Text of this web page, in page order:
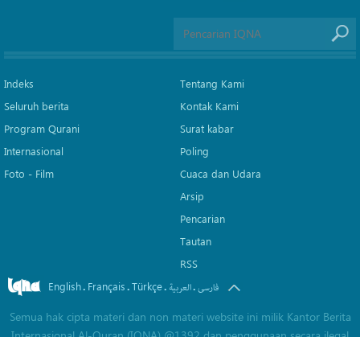
Indeks
Seluruh berita
Program Qurani
Internasional
Foto - Film
Tentang Kami
Kontak Kami
Surat kabar
Poling
Cuaca dan Udara
Arsip
Pencarian
Tautan
RSS
English. Français.Türkçe. العربیة.فارسی
Semua hak cipta materi dan non materi website ini milik Kantor Berita